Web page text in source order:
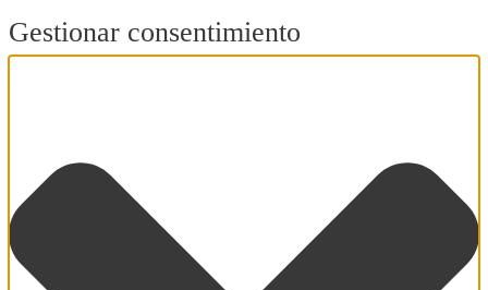
Gestionar consentimiento